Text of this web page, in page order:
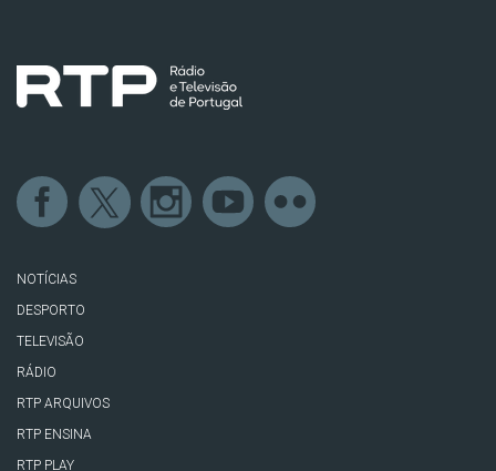
NOTÍCIAS
DESPORTO
TELEVISÃO
RÁDIO
RTP ARQUIVOS
RTP ENSINA
RTP PLAY